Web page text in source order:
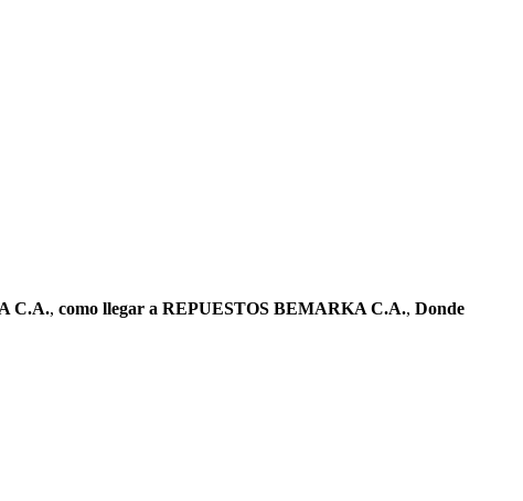
C.A., como llegar a REPUESTOS BEMARKA C.A., Donde